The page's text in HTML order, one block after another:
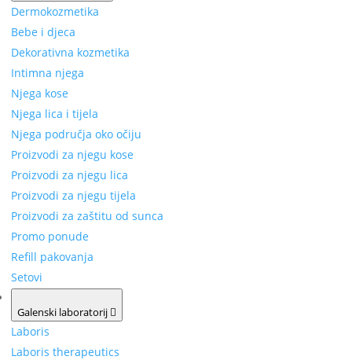
Dermokozmetika
Bebe i djeca
Dekorativna kozmetika
Intimna njega
Njega kose
Njega lica i tijela
Njega područja oko očiju
Proizvodi za njegu kose
Proizvodi za njegu lica
Proizvodi za njegu tijela
Proizvodi za zaštitu od sunca
Promo ponude
Refill pakovanja
Setovi
Galenski laboratorij
Laboris
Laboris therapeutics